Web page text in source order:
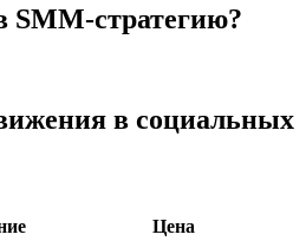
SMM-стратегию?
в социальных
Цена